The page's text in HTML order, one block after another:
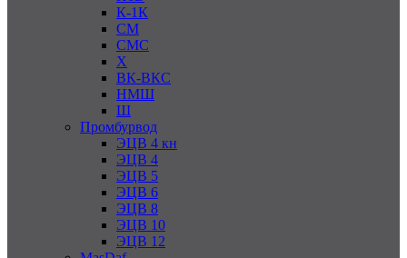
К-1К
СМ
СМС
Х
ВК-ВКС
НМШ
Ш
Промбурвод
ЭЦВ 4 кн
ЭЦВ 4
ЭЦВ 5
ЭЦВ 6
ЭЦВ 8
ЭЦВ 10
ЭЦВ 12